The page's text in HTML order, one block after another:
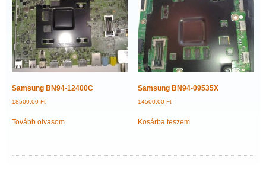
Samsung BN94-12400C
18500,00 Ft
Tovább olvasom
Samsung BN94-09535X
14500,00 Ft
Kosárba teszem